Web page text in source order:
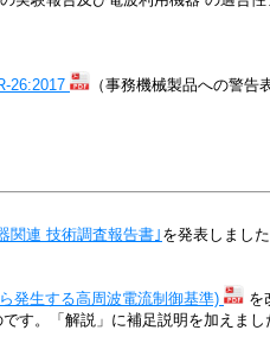
26:2017
（事務機械製品への警
関連 技術調査報告書｣ を発表しました
発生する高周波電流制御基準)
を
す。「解説」に補足説明を加えまし